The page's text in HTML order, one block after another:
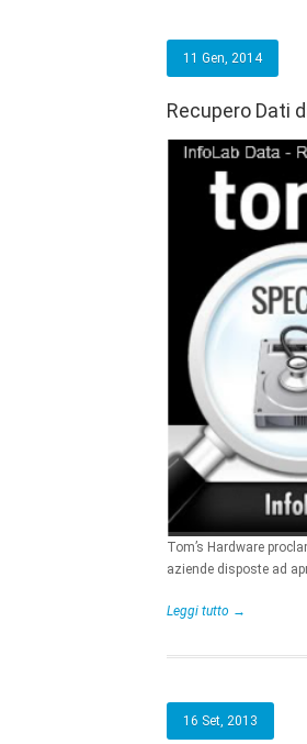
11 Gen, 2014
Recupero Dati
Tom’s Hardware
aziende disposte ad
Leggi tutto →
16 Set, 2013